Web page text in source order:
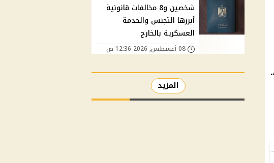
مستحقاتهم بسهولة وراحة، دون الحاجة للوقوف في طوابير ماكينات الـ ATM.
شخصين و8 مخالفات قانونية
أبرزها التجنس والخدمة
العسكرية بالخارج
08 أغسطس, 2026 12:36 ص
المزيد